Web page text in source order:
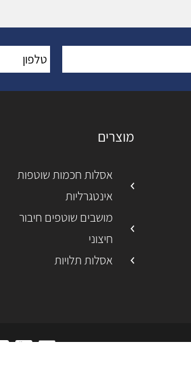
טלפון
מוצרים
אסלות חכמות שוטפות
אינטגרליות
מושבים שוטפים חיבור
חיצוני
אסלות תלויות
פייסבוקיוטיוב